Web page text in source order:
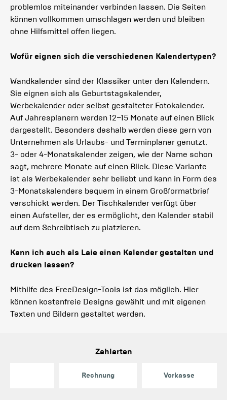
problemlos miteinander verbinden lassen. Die Seiten
können vollkommen umschlagen werden und bleiben
ohne Hilfsmittel offen liegen.
Wofür eignen sich die verschiedenen Kalendertypen?
Wandkalender sind der Klassiker unter den Kalendern.
Sie eignen sich als Geburtstagskalender,
Werbekalender oder selbst gestalteter Fotokalender.
Auf Jahresplanern werden 12–15 Monate auf einen Blick
dargestellt. Besonders deshalb werden diese gern von
Unternehmen als Urlaubs- und Terminplaner genutzt.
3- oder 4-Monatskalender zeigen, wie der Name schon
sagt, mehrere Monate auf einen Blick. Diese Variante
ist als Werbekalender sehr beliebt und kann in Form des
3-Monatskalenders bequem in einem Großformatbrief
verschickt werden. Der Tischkalender verfügt über
einen Aufsteller, der es ermöglicht, den Kalender stabil
auf dem Schreibtisch zu platzieren.
Kann ich auch als Laie einen Kalender gestalten und
drucken lassen?
Mithilfe des FreeDesign-Tools ist das möglich. Hier
können kostenfreie Designs gewählt und mit eigenen
Texten und Bildern gestaltet werden.
Zahlarten
Rechnung Vorkasse